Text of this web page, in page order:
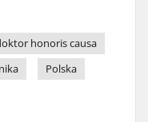
honoris causa
Polska